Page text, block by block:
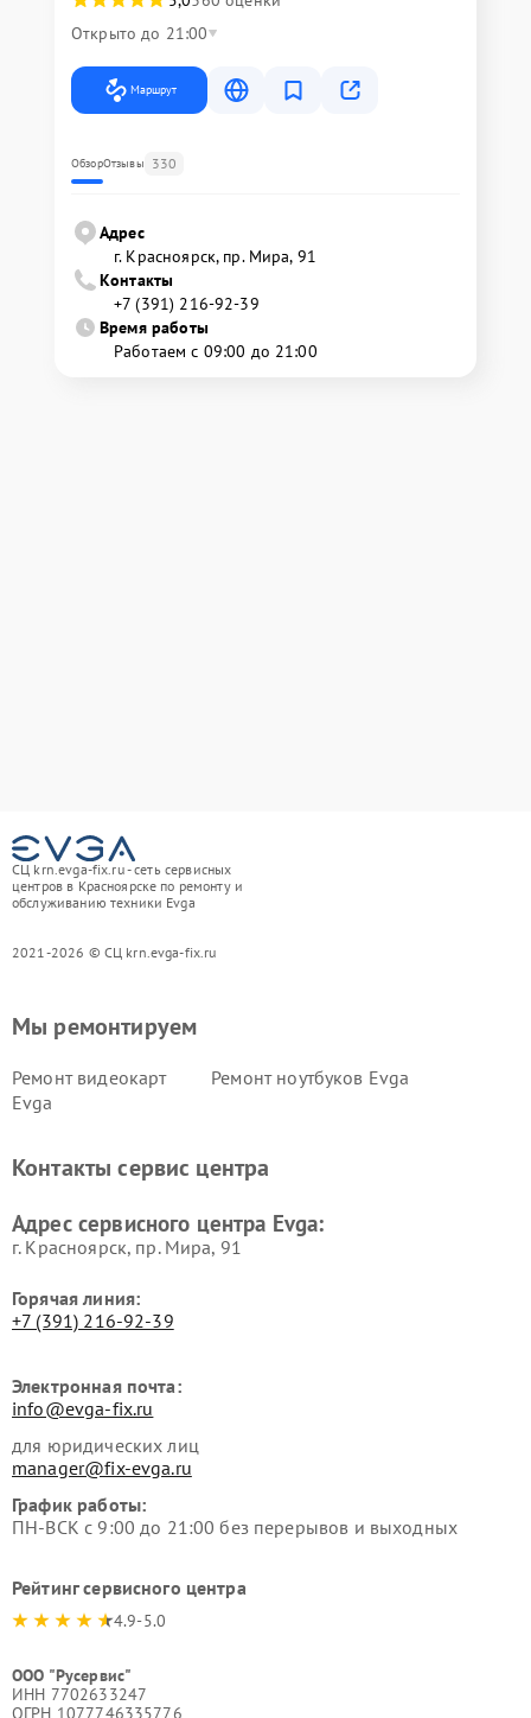
Открыто до 21:00
Маршрут
ОбзорОтзывы 330
Адрес
г. Красноярск, ​пр. Мира, 91
Контакты
+7 (391) 216-92-39
Время работы
Работаем с 09:00 до 21:00
СЦ krn.evga-fix.ru - сеть сервисных
центров в Красноярске по ремонту и
обслуживанию техники Evga
2021-2026 © СЦ krn.evga-fix.ru
Мы ремонтируем
Ремонт видеокарт
Evga
Ремонт ноутбуков Evga
Контакты сервис центра
Адрес сервисного центра Evga:
г. Красноярск, ​пр. Мира, 91
Горячая линия:
+7 (391) 216-92-39
Электронная почта:
info@evga-fix.ru
для юридических лиц
manager@fix-evga.ru
График работы:
ПН-ВСК с 9:00 до 21:00 без перерывов и выходных
Рейтинг сервисного центра
4.9-5.0
ООО "Русервис"
ИНН 7702633247
ОГРН 1077746335776